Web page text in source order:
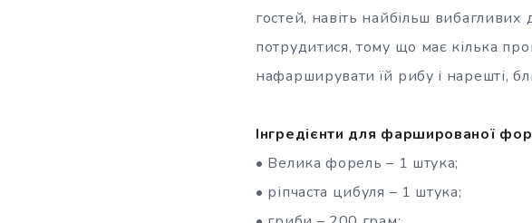
гостей, навіть найбільш
потрудитися, тому що має кілька
нафарширувати їй рибу і нарешті,
Інгредієнти для фаршированої
• Велика форель – 1 штука;
• ріпчаста цибуля – 1 штука;